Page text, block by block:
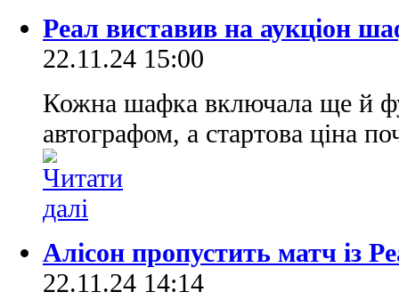
Реал виставив на аукціон
22.11.24 15:00
Кожна шафка включала ще й
автографом, а стартова ціна
Алісон пропустить матч із
22.11.24 14:14